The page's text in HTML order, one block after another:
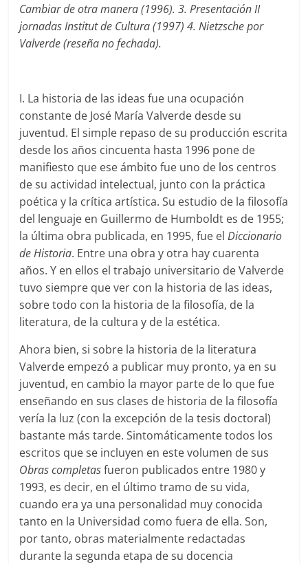
Cambiar de otra manera (1996). 3. Presentación II
jornadas Institut de Cultura (1997) 4. Nietzsche por
Valverde (reseña no fechada).
I. La historia de las ideas fue una ocupación
constante de José María Valverde desde su
juventud. El simple repaso de su producción escrita
desde los años cincuenta hasta 1996 pone de
manifiesto que ese ámbito fue uno de los centros
de su actividad intelectual, junto con la práctica
poética y la crítica artística. Su estudio de la filosofía
del lenguaje en Guillermo de Humboldt es de 1955;
la última obra publicada, en 1995, fue elDiccionario
de Historia. Entre una obra y otra hay cuarenta
años. Y en ellos el trabajo universitario de Valverde
tuvo siempre que ver con la historia de las ideas,
sobre todo con la historia de la filosofía, de la
literatura, de la cultura y de la estética.
Ahora bien, si sobre la historia de la literatura
Valverde empezó a publicar muy pronto, ya en su
juventud, en cambio la mayor parte de lo que fue
enseñando en sus clases de historia de la filosofía
vería la luz (con la excepción de la tesis doctoral)
bastante más tarde. Sintomáticamente todos los
escritos que se incluyen en este volumen de sus
Obras completasfueron publicados entre 1980 y
1993, es decir, en el último tramo de su vida,
cuando era ya una personalidad muy conocida
tanto en la Universidad como fuera de ella. Son,
por tanto, obras materialmente redactadas
durante la segunda etapa de su docencia